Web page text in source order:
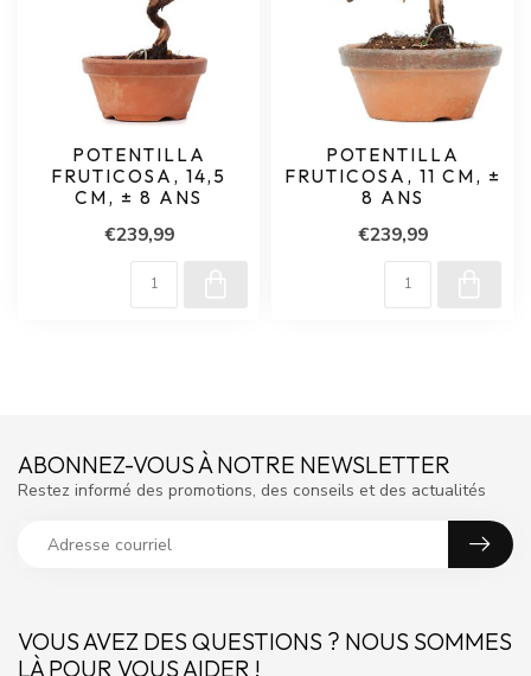
POTENTILLA
FRUTICOSA, 14,5
CM, ± 8 ANS
€239,99
POTENTILLA
FRUTICOSA, 11 CM, ±
8 ANS
€239,99
VOUS AVEZ DES QUESTIONS ? NOUS SOMMES
LÀ POUR VOUS AIDER !
ABONNEZ-VOUS À NOTRE NEWSLETTER
Restez informé des promotions, des conseils et des actualités